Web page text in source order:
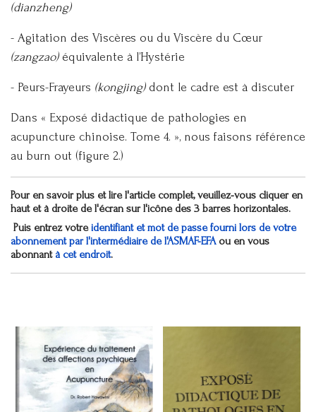
(dianzheng)
- Agitation des Viscères ou du Viscère du Cœur
(zangzao)équivalente à l’Hystérie
- Peurs-Frayeurs (kongjing)dont le cadre est à discuter
Dans « Exposé didactique de pathologies en
acupuncture chinoise. Tome 4. », nous faisons référence
au burn out (figure 2.)
Pour en savoir plus et lire l'article complet, veuillez-vous cliquer en
haut et à droite de l'écran sur l'icône des 3 barres horizontales.
Puis entrez votreidentifiant et mot de passe fourni lors de votre
abonnement par l'intermédiaire de l'ASMAF-EFAou en vous
abonnant à cet endroit.